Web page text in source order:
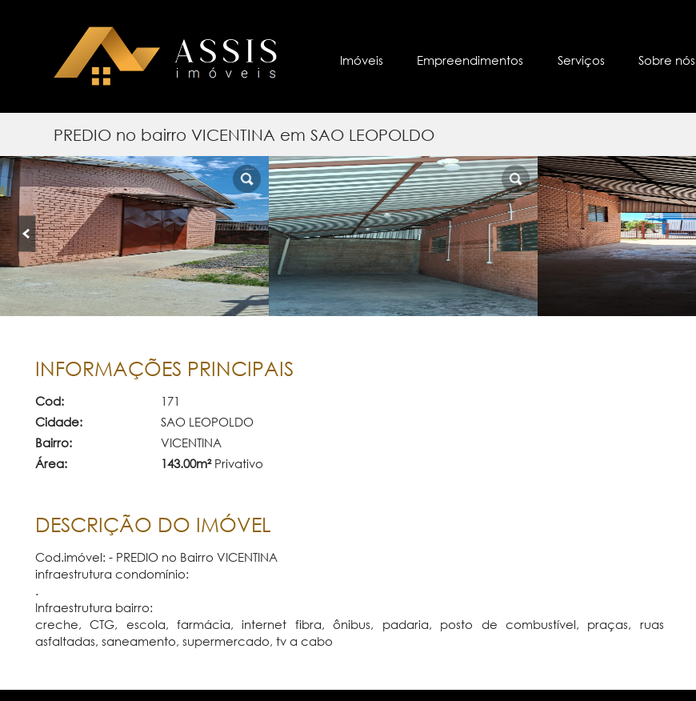
Imóveis Empreendimentos Serviços Sobre nós
PREDIO no bairro VICENTINA em SAO LEOPOLDO
INFORMAÇÕES PRINCIPAIS
Cod:
171
Cidade:
SAO LEOPOLDO
Bairro:
VICENTINA
Área:
143.00m²Privativo
DESCRIÇÃO DO IMÓVEL
Cod.imóvel: - PREDIO no Bairro VICENTINA
infraestrutura condomínio:
.
Infraestrutura bairro:
creche, CTG, escola, farmácia, internet fibra, ônibus, padaria, posto de combustível, praças, ruas
asfaltadas, saneamento, supermercado, tv a cabo